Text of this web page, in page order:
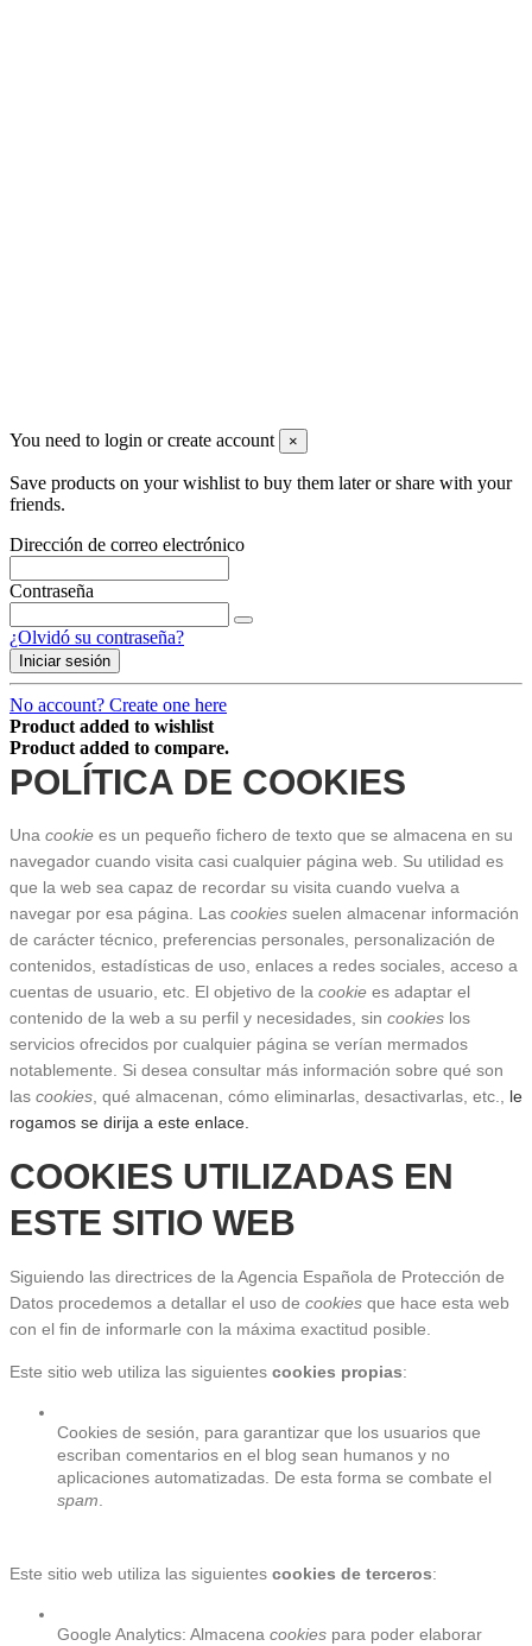
You need to login or create account ×
Save products on your wishlist to buy them later or share with your
friends.
Dirección de correo electrónico
Contraseña
¿Olvidó su contraseña?
Iniciar sesión
No account? Create one here
Product added to wishlist
Product added to compare.
POLÍTICA DE COOKIES
Una cookie es un pequeño fichero de texto que se almacena en su
navegador cuando visita casi cualquier página web. Su utilidad es
que la web sea capaz de recordar su visita cuando vuelva a
navegar por esa página. Las cookies suelen almacenar información
de carácter técnico, preferencias personales, personalización de
contenidos, estadísticas de uso, enlaces a redes sociales, acceso a
cuentas de usuario, etc. El objetivo de la cookie es adaptar el
contenido de la web a su perfil y necesidades, sin cookies los
servicios ofrecidos por cualquier página se verían mermados
notablemente. Si desea consultar más información sobre qué son
las cookies, qué almacenan, cómo eliminarlas, desactivarlas, etc., le
rogamos se dirija a este enlace.
COOKIES UTILIZADAS EN
ESTE SITIO WEB
Siguiendo las directrices de la Agencia Española de Protección de
Datos procedemos a detallar el uso de cookies que hace esta web
con el fin de informarle con la máxima exactitud posible.
Este sitio web utiliza las siguientes cookies propias:
Cookies de sesión, para garantizar que los usuarios que
escriban comentarios en el blog sean humanos y no
spam
Este sitio web utiliza las siguientes cookies de terceros:
Google Analytics: Almacena cookies para poder elaborar